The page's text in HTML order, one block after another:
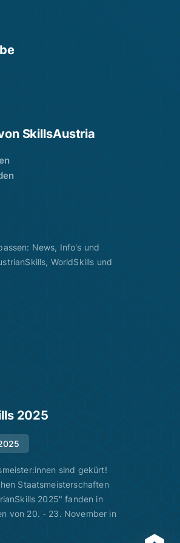
SkillsAustria
News, Info's und
WorldSkills und
2025
sind gekürt!
Staatsmeisterschaften
2025" fanden in
von 20. - 23. November in